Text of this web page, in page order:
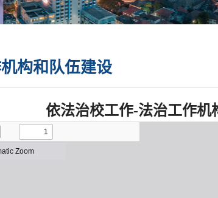
构和队伍建设
依法治校工作-法治工作机